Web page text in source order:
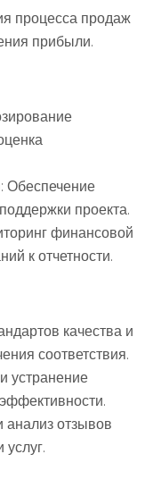
процесса продаж
прибыли.
Обеспечение
проекта.
финансовой
к отчетности.
качества и
соответствия.
устранение
анализ отзывов